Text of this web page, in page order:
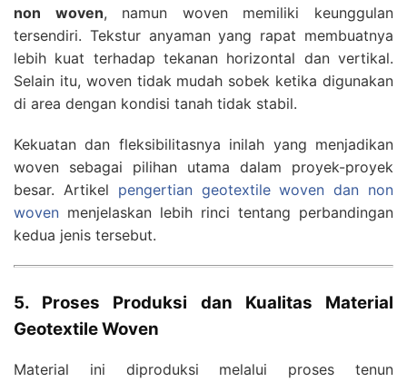
non woven, namun woven memiliki keunggulan
tersendiri. Tekstur anyaman yang rapat membuatnya
lebih kuat terhadap tekanan horizontal dan vertikal.
Selain itu, woven tidak mudah sobek ketika digunakan
di area dengan kondisi tanah tidak stabil.
Kekuatan dan fleksibilitasnya inilah yang menjadikan
woven sebagai pilihan utama dalam proyek-proyek
besar. Artikel pengertian geotextile woven dan non
woven menjelaskan lebih rinci tentang perbandingan
kedua jenis tersebut.
5. Proses Produksi dan Kualitas Material
Geotextile Woven
Material ini diproduksi melalui proses tenun